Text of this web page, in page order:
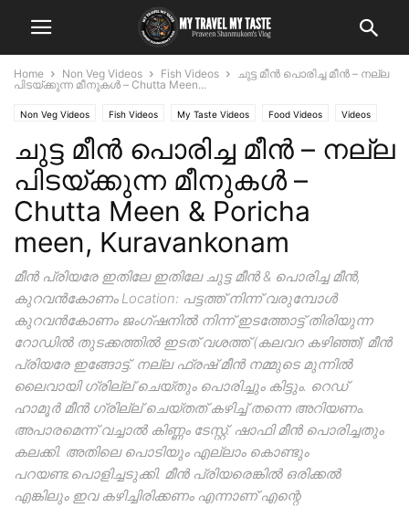
Home Non Veg Videos Fish Videos
ചുട്ട മീൻ പൊരിച്ച മീൻ – നല്ല
പിടയ്ക്കുന്ന മീനുകൾ – Chutta Meen...
Non Veg Videos Fish Videos My Taste Videos Food Videos Videos
ചുട്ട മീൻ പൊരിച്ച മീൻ – നല്ല
പിടയ്ക്കുന്ന മീനുകൾ –
Chutta Meen & Poricha
meen, Kuravankonam
മീൻ പ്രിയരേ ഇതിലേ ഇതിലേ ചുട്ട മീൻ & പൊരിച്ച മീൻ,
കുറവൻകോണം Location: പട്ടത്ത് നിന്ന് വരുമ്പോൾ
കുറവൻകോണം ജംഗ്ഷനിൽ നിന്ന് ഇടത്തോട്ട് തിരിയുന്ന
റോഡിൽ തുടക്കത്തിൽ ഇടത് വശത്ത് (കലവറ കഴിഞ്ഞ്) മീൻ
പ്രിയരേ ഇങ്ങോട്ട്. നല്ല ഫ്രഷ് മീൻ നമ്മുടെ മുന്നിൽ
ലൈവായി ഗ്രില്ല് ചെയ്തും പൊരിച്ചും കിട്ടും. റെഡ്
ഹാമൂർ മീൻ ഗ്രില്ല് ചെയ്തത് കഴിച്ച് തന്നെ അറിയണം.
അപാരമെന്ന് വച്ചാൽ കിണ്ണം ടേസ്റ്റ്. ഷാഫി മീൻ പൊരിച്ചതും
കലക്കി. അതിലെ പൊടിയും എല്ലാം കൊണ്ടും
പറയണ്ട.പൊളിച്ചടുക്കി. മീൻ പ്രിയരെങ്കിൽ ഒരിക്കൽ
എങ്കിലും ഇവ കഴിച്ചിരിക്കണം എന്നാണ് എന്റെ